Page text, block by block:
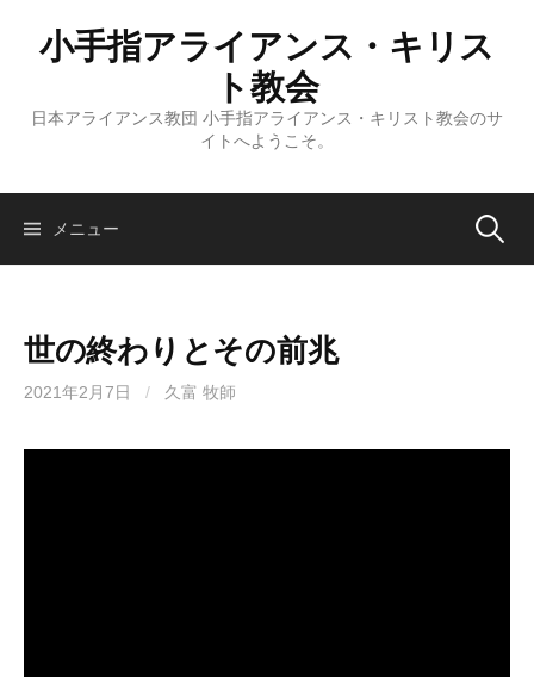
ス
小手指アライアンス・キリス
ト教会
日本アライアンス教団 小手指アライアンス・キリスト教会のサ
イトへようこそ。
メニュー 検
世の終わりとその前兆
2021年2月7日 / 久富 牧師